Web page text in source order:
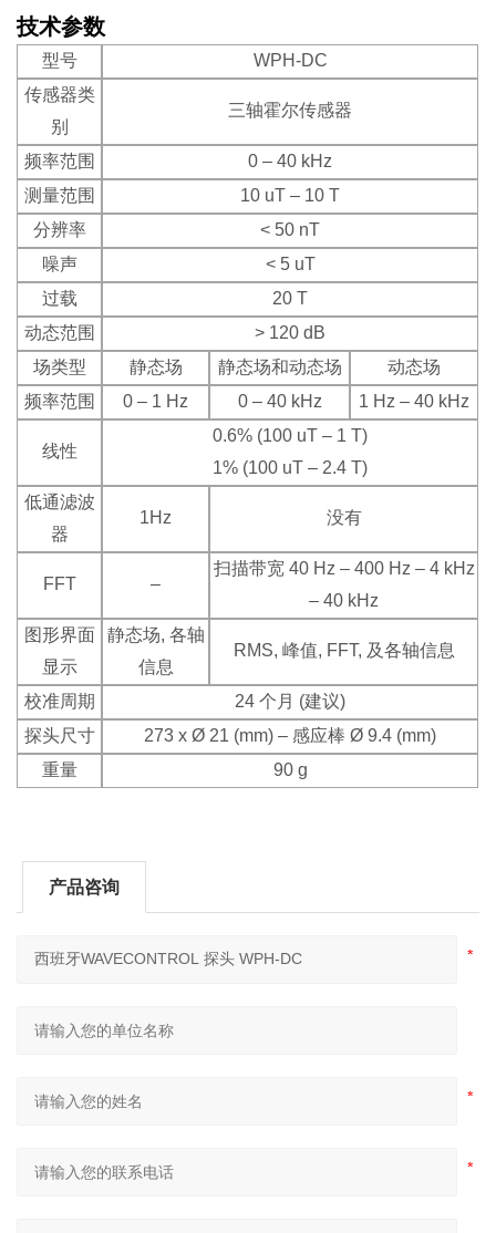
技术参数
型号
WPH-DC
传感器类
别
三轴霍尔传感器
频率范围
0 – 40 kHz
测量范围
10 uT – 10 T
分辨率
< 50 nT
噪声
< 5 uT
过载
20 T
动态范围
> 120 dB
场类型
静态场 静态场和动态场
动态场
频率范围
0 – 1 Hz 0 – 40 kHz 1 Hz – 40 kHz
线性
0.6% (100 uT – 1 T)
1% (100 uT – 2.4 T)
低通滤波
器
1Hz 没有
FFT –
扫描带宽 40 Hz – 400 Hz – 4 kHz
– 40 kHz
图形界面
显示
静态场, 各轴
信息
RMS, 峰值, FFT, 及各轴信息
校准周期
24 个月 (建议)
探头尺寸
273 x Ø 21 (mm) – 感应棒 Ø 9.4 (mm)
重量
90 g
产品咨询